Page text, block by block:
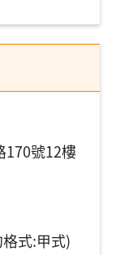
170號12樓
式:甲式)